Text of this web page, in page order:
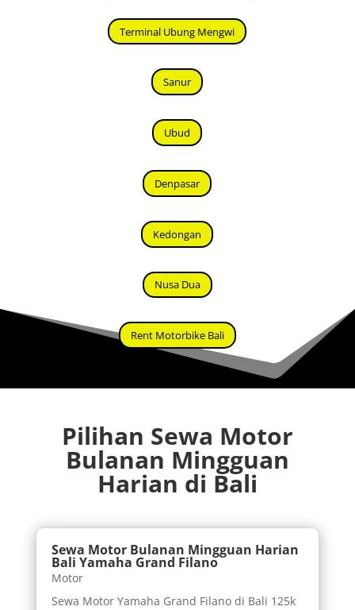
Terminal Ubung Mengwi
Sanur
Ubud
Denpasar
Kedongan
Nusa Dua
Rent Motorbike Bali
Pilihan Sewa Motor
Bulanan Mingguan
Harian di Bali
Sewa Motor Bulanan Mingguan Harian
Bali Yamaha Grand Filano
Motor
Sewa Motor Yamaha Grand Filano di Bali 125k